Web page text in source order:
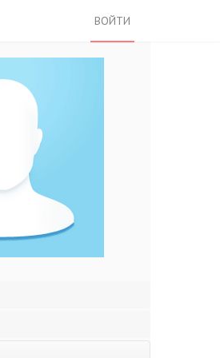
ВОЙТИ